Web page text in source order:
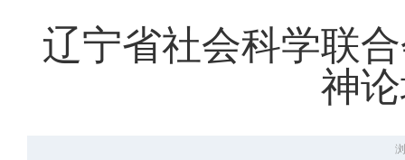
辽宁省社会科学联
神